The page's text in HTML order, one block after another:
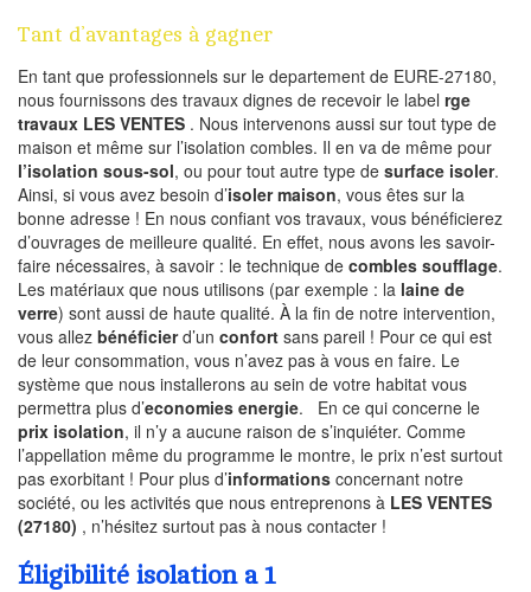
Tant d’avantages à gagner
En tant que professionnels sur le departement de EURE-27180,
nous fournissons des travaux dignes de recevoir le label rge
travaux LES VENTES . Nous intervenons aussi sur tout type de
maison et même sur l’isolation combles. Il en va de même pour
l’isolation sous-sol, ou pour tout autre type de surface isoler.
Ainsi, si vous avez besoin d’isoler maison, vous êtes sur la
bonne adresse ! En nous confiant vos travaux, vous bénéficierez
d’ouvrages de meilleure qualité. En effet, nous avons les savoir-
faire nécessaires, à savoir : le technique de combles soufflage.
Les matériaux que nous utilisons (par exemple : la laine de
verre) sont aussi de haute qualité. À la fin de notre intervention,
vous allez bénéficierd’un confort sans pareil ! Pour ce qui est
de leur consommation, vous n’avez pas à vous en faire. Le
système que nous installerons au sein de votre habitat vous
permettra plus d’economies energie. En ce qui concerne le
prix isolation, il n’y a aucune raison de s’inquiéter. Comme
l’appellation même du programme le montre, le prix n’est surtout
pas exorbitant ! Pour plus d’informations concernant notre
société, ou les activités que nous entreprenons à LES VENTES
(27180) , n’hésitez surtout pas à nous contacter !
Éligibilité isolation a 1